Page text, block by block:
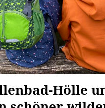
Hölle